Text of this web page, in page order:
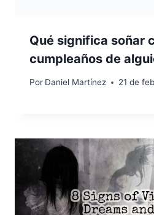
Qué significa soñar
cumpleaños de
Por Daniel Martínez 21 de